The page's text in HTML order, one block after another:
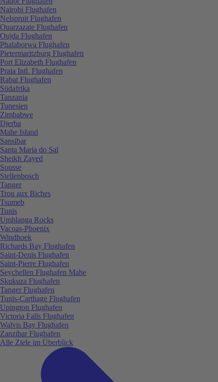
Nairobi Flughafen
Nelspruit Flughafen
Ouarzazate Flughafen
Oujda Flughafen
Phalaborwa Flughafen
Pietermaritzburg Flughafen
Port Elizabeth Flughafen
Praia Intl. Flughafen
Rabat Flughafen
Südafrika
Tanzania
Tunesien
Zimbabwe
Djerba
Mahe Island
Sansibar
Santa Maria do Sal
Sheikh Zayed
Sousse
Stellenbosch
Tanger
Trou aux Biches
Tsumeb
Tunis
Umhlanga Rocks
Vacoas-Phoenix
Windhoek
Richards Bay Flughafen
Saint-Denis Flughafen
Saint-Pierre Flughafen
Seychellen Flughafen Mahe
Skukuza Flughafen
Tanger Flughafen
Tunis-Carthage Flughafen
Upington Flughafen
Victoria Falls Flughafen
Walvis Bay Flughafen
Zanzibar Flughafen
Alle Ziele im Überblick